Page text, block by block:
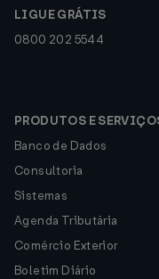
LIGUE GRÁTIS
0800 202 5544
PRODUTOS E
Banco de Dados
Consultoria
Sistemas
Agenda Tributária
Comércio Exterior
Boletim Diário